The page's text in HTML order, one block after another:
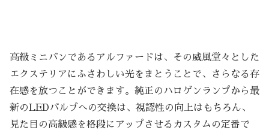
高級ミニバンであるアルファードは、その威風堂々とした
エクステリアにふさわしい光をまとうことで、さらなる存
在感を放つことができます。純正のハロゲンランプから最
新のLEDバルブへの交換は、視認性の向上はもちろん、
見た目の高級感を格段にアップさせるカスタムの定番で